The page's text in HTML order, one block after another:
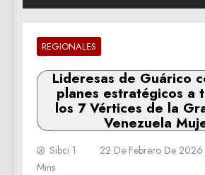
REGIONALES
Lideresas de Guárico
planes estratégicos a
los 7 Vértices de la
Venezuela
Sibci 1 22 De Febrero De 2026
Mins